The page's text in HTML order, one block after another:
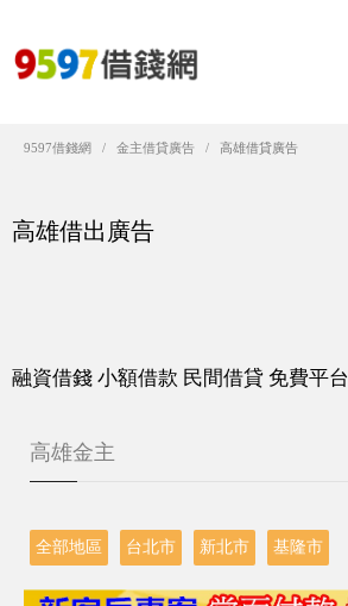
9597借錢網 金主借貸廣告 高雄借貸廣告
高雄借出廣告
融資借錢 小額借款 民間借貸 免費平台
高雄金主
全部地區 台北市 新北市 基隆市